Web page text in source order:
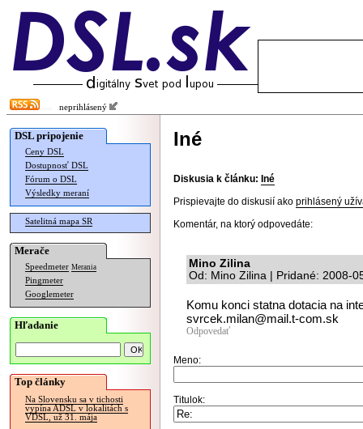
neprihlásený
DSL pripojenie
Ceny DSL
Dostupnosť DSL
Fórum o DSL
Výsledky meraní
Satelitná mapa SR
Merače
Speedmeter Merania
Pingmeter
Googlemeter
Hľadanie
Top články
Na Slovensku sa v tichosti
vypína ADSL v lokalitách s
VDSL, už 31. mája
Iné
Diskusia k článku: Iné
Prispievajte do diskusií ako prihlásený
Komentár, na ktorý odpovedáte:
Mino Zilina
Od: Mino Zilina | Pridané: 2008-
Komu konci statna dotacia na
svrcek.milan@mail.t-com.sk
Odpovedať
Meno:
Titulok: